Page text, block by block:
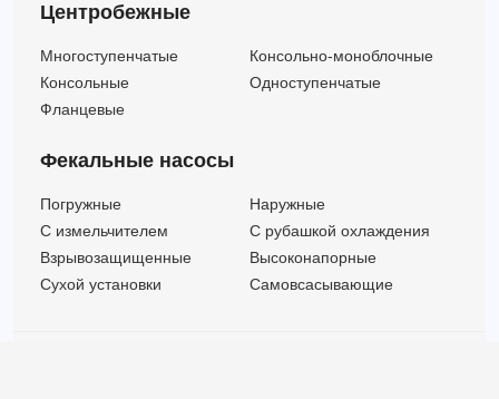
Центробежные
Многоступенчатые
Консольно-моноблочные
Консольные
Одноступенчатые
Фланцевые
Фекальные насосы
Погружные
Наружные
C измельчителем
С рубашкой охлаждения
Взрывозащищенные
Высоконапорные
Сухой установки
Самовсасывающие